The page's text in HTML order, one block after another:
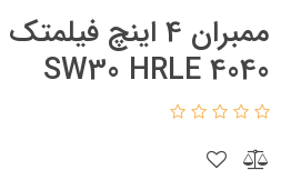
SW30 HRLE 4040